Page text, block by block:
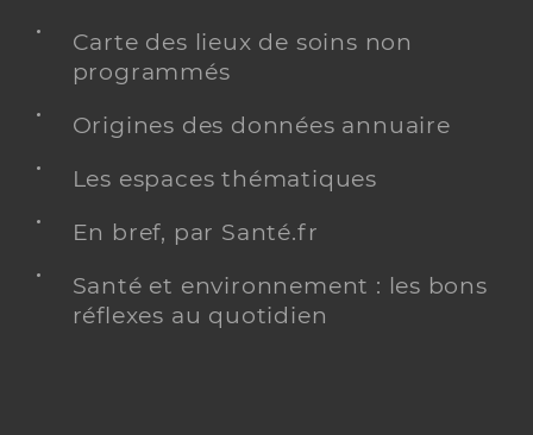
Carte des lieux de soins non
programmés
Origines des données annuaire
Les espaces thématiques
En bref, par Santé.fr
Santé et environnement : les bons
réflexes au quotidien